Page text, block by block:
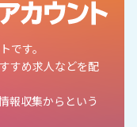
です。
すめ求人などを配
報収集からという